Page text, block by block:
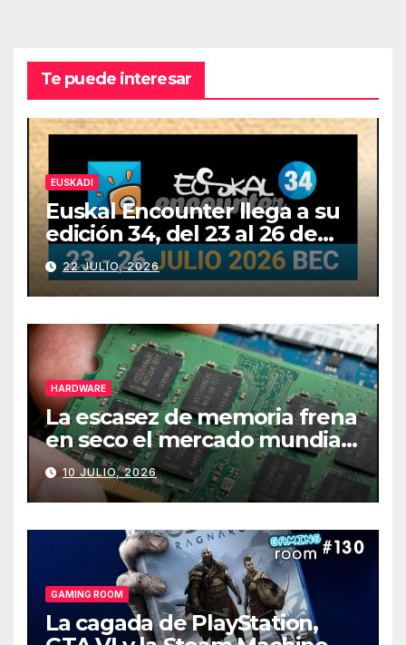
Te puede interesar
EUSKADI
Euskal Encounter llega a su
edición 34, del 23 al 26 de
julio
22 JULIO, 2026
HARDWARE
La escasez de memoria frena
en seco el mercado mundial
de PCs
10 JULIO, 2026
GAMING ROOM
La cagada de PlayStation,